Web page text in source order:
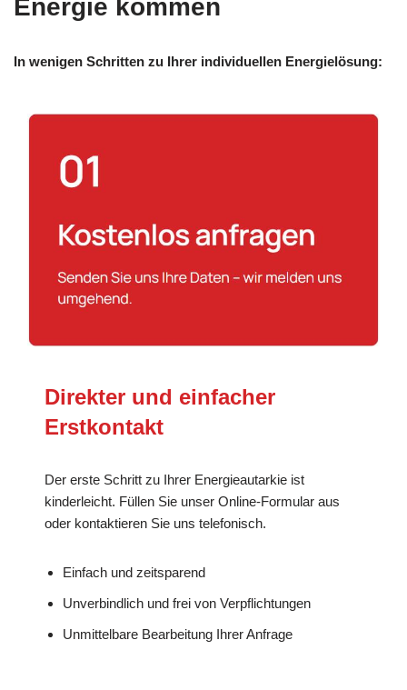
Energie kommen
In wenigen Schritten zu Ihrer individuellen Energielösung:
Direkter und einfacher
Erstkontakt
Der erste Schritt zu Ihrer Energieautarkie ist
kinderleicht. Füllen Sie unser Online-Formular aus
oder kontaktieren Sie uns telefonisch.
Einfach und zeitsparend
Unverbindlich und frei von Verpflichtungen
Unmittelbare Bearbeitung Ihrer Anfrage